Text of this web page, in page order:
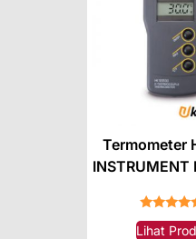
Termometer
Lihat